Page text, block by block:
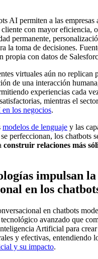
AI permiten a las empresas
con mayor eficiencia,
permanente,
la toma de decisiones.
propia con datos de
virtuales aún no replican
de una interacción
experiencias cada
mientras el
los negocios.
modelos de lenguaje y las
perfeccionan, los chatbots
construir relaciones más
impulsan
en los
en chatbots
avanzado que
Artificial para
y efectivas, entendiendo
y su impacto.